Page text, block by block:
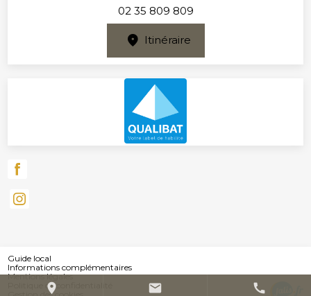
place mail call
02 35 809 809
Itinéraire
Guide local
Informations complémentaires
Mentions légales
Politique de confidentialité